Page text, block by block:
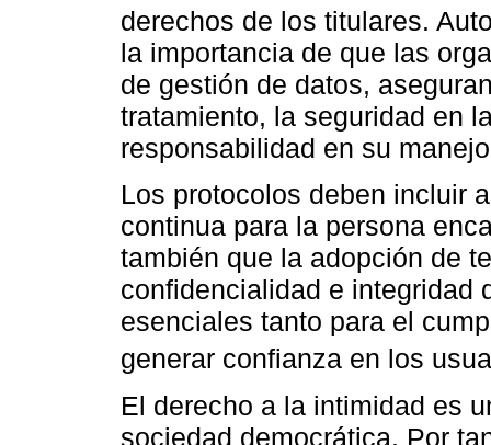
derechos de los titulares.
la importancia de que las
de gestión de datos,
tratamiento, la seguridad en
responsabilidad en su
Los protocolos deben incluir
continua para la persona
también que la adopción de
confidencialidad e integridad
esenciales tanto para el
generar confianza en los
El derecho a la intimidad es
sociedad democrática. Por